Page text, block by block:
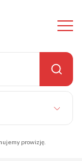
prowizję.